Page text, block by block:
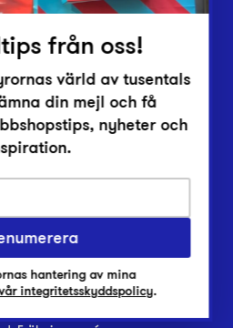
eller retur?
från oss!
värld av tusentals
din mejl och få
nyheter och
hantering av mina
integritetsskyddspolicy.